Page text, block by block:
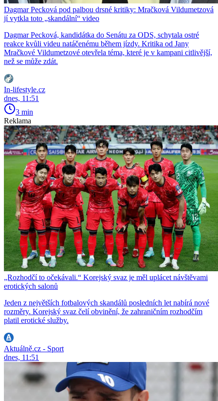
Dagmar Pecková pod palbou drsné kritiky: Mračková Vildumetzová
jí vytkla toto „skandální“ video
Dagmar Pecková, kandidátka do Senátu za ODS, schytala ostré
reakce kvůli videu natáčenému během jízdy. Kritika od Jany
Mračkové Vildumetzové otevřela téma, které je v kampani citlivější,
než se může zdát.
In-lifestyle.cz
dnes, 11:51
3 min
Reklama
„Rozhodčí to očekávali.“ Korejský svaz je měl uplácet návštěvami
erotických salonů
Jeden z největších fotbalových skandálů posledních let nabírá nové
rozměry. Korejský svaz čelí obvinění, že zahraničním rozhodčím
platil erotické služby.
Aktuálně.cz - Sport
dnes, 11:51